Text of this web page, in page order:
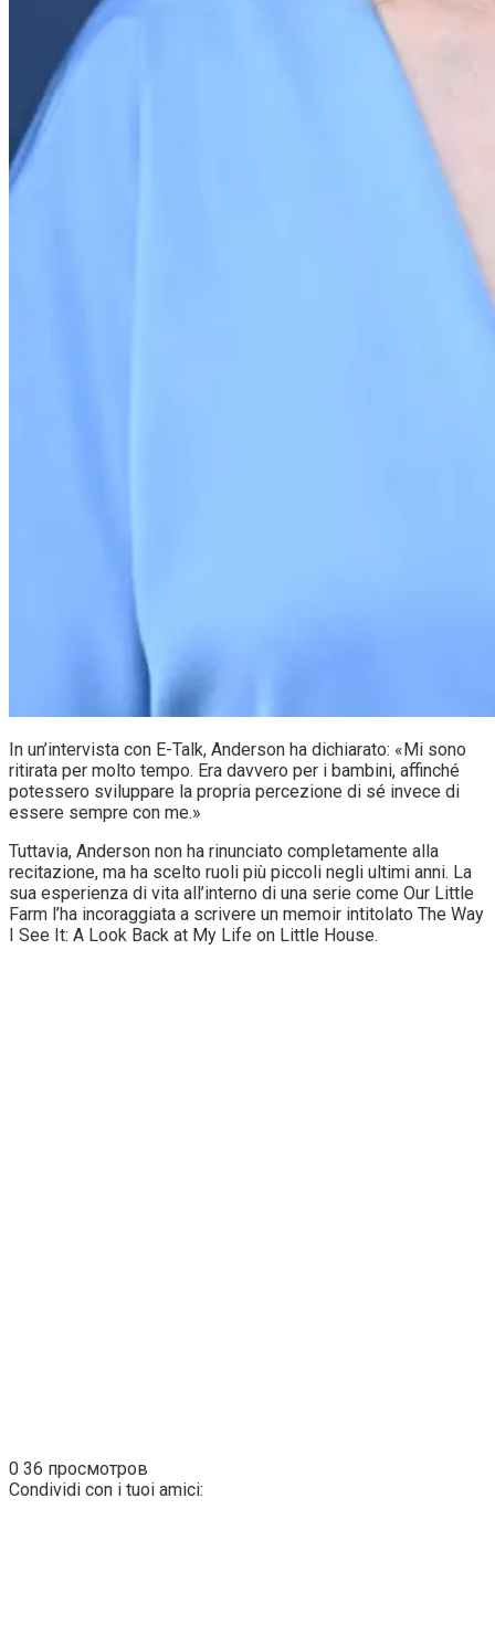
In un’intervista con E-Talk, Anderson ha dichiarato: «Mi sono
ritirata per molto tempo. Era davvero per i bambini, affinché
potessero sviluppare la propria percezione di sé invece di
essere sempre con me.»
Tuttavia, Anderson non ha rinunciato completamente alla
recitazione, ma ha scelto ruoli più piccoli negli ultimi anni. La
sua esperienza di vita all’interno di una serie come Our Little
Farm l’ha incoraggiata a scrivere un memoir intitolato The Way
I See It: A Look Back at My Life on Little House.
0 36 просмотров
Condividi con i tuoi amici: